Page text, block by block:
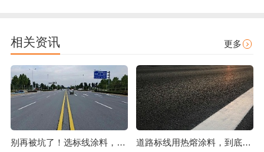
相关资讯 更多
别再被坑了！选标线涂料，这几点比价格更重要 道路标线用热熔涂料，到底好在哪？